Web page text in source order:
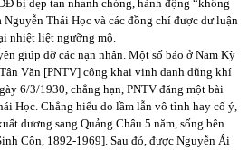
bị dẹp tan nhanh chóng, hành động “không
Thái Học và các đồng chí được dư luận
nhiệt liệt ngưỡng mộ.
giúp đỡ các nạn nhân. Một số báo ở Nam Kỳ
Văn [PNTV] công khai vinh danh dũng khí
6/3/1930, chẳng hạn, PNTV đăng một bài
Học. Chẳng hiểu do lầm lẫn vô tình hay cố ý,
dương sang Quảng Châu 5 năm, sống bên
Côn, 1892-1969]. Sau đó, được Nguyễn Ái